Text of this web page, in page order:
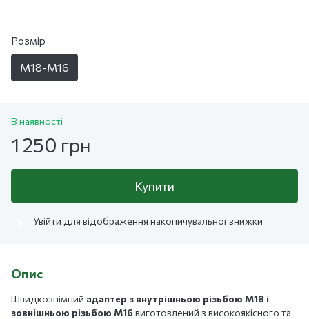
Розмір
М18-М16
В наявності
1 250 грн
Купити
Увійти для відображення накопичувальної знижки
Опис
Швидкознімний адаптер з внутрішньою різьбою M18 і
зовнішньою різьбою M16 виготовлений з високоякісного та